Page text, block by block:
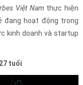
Việt Nam thực hiện
đang hoạt động trong
kinh doanh và startup
tuổi